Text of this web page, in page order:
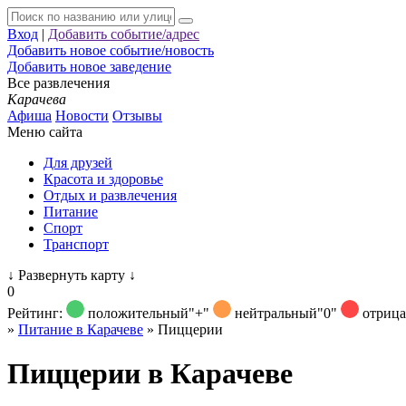
Вход | Добавить событие/адрес
Добавить новое событие/новость
Добавить новое заведение
Все развлечения
Карачева
Афиша Новости Отзывы
Меню сайта
Для друзей
Красота и здоровье
Отдых и развлечения
Питание
Спорт
Транспорт
↓ Развернуть карту ↓
0
Рейтинг:
положительный"+" нейтральный"0"
» Питание в Карачеве » Пиццерии
Пиццерии в Карачеве